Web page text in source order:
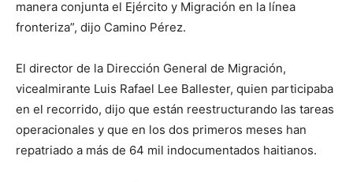
manera conjunta el Ejército y Migración en la línea
fronteriza”, dijo Camino Pérez.
El director de la Dirección General de Migración,
vicealmirante Luis Rafael Lee Ballester, quien participaba
en el recorrido, dijo que están reestructurando las tareas
operacionales y que en los dos primeros meses han
repatriado a más de 64 mil indocumentados haitianos.